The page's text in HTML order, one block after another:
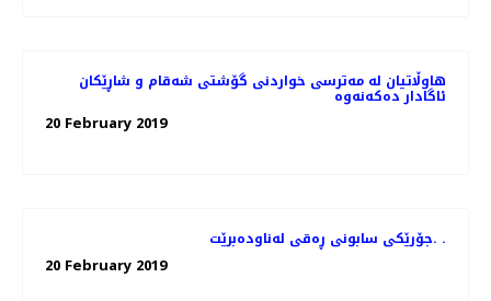
هاوڵاتیان له‌ مەترسی خواردنی گۆشتی شەقام و شاڕێكان
20 February 2019
جۆرێكی سابونی ڕه‌قی له‌ناوده‌برێت. .
20 February 2019